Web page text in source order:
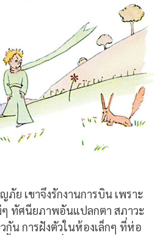
ภัย เขาจึงรักงานการบิน เพราะ
ทัศนียภาพอันแปลกตา สภาวะ
กัน การฝังตัวในห้องเล็กๆ ที่ห่อ